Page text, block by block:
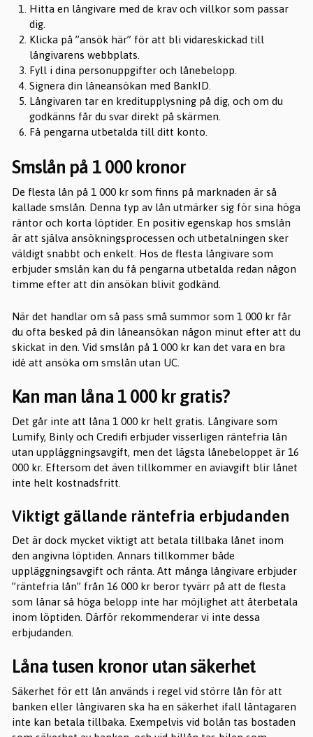
Hitta en långivare med de krav och villkor som passar
dig.
Klicka på ”ansök här” för att bli vidareskickad till
långivarens webbplats.
Fyll i dina personuppgifter och lånebelopp.
Signera din låneansökan med BankID.
Långivaren tar en kreditupplysning på dig, och om du
godkänns får du svar direkt på skärmen.
Få pengarna utbetalda till ditt konto.
Smslån på 1 000 kronor
De flesta lån på 1 000 kr som finns på marknaden är så
kallade smslån. Denna typ av lån utmärker sig för sina höga
räntor och korta löptider. En positiv egenskap hos smslån
är att själva ansökningsprocessen och utbetalningen sker
väldigt snabbt och enkelt. Hos de flesta långivare som
erbjuder smslån kan du få pengarna utbetalda redan någon
timme efter att din ansökan blivit godkänd.
När det handlar om så pass små summor som 1 000 kr får
du ofta besked på din låneansökan någon minut efter att du
skickat in den. Vid smslån på 1 000 kr kan det vara en bra
idé att ansöka om smslån utan UC.
Kan man låna 1 000 kr gratis?
Det går inte att låna 1 000 kr helt gratis. Långivare som
Lumify, Binly och Credifi erbjuder visserligen räntefria lån
utan uppläggningsavgift, men det lägsta lånebeloppet är 16
000 kr. Eftersom det även tillkommer en aviavgift blir lånet
inte helt kostnadsfritt.
Viktigt gällande räntefria erbjudanden
Det är dock mycket viktigt att betala tillbaka lånet inom
den angivna löptiden. Annars tillkommer både
uppläggningsavgift och ränta. Att många långivare erbjuder
”räntefria lån” från 16 000 kr beror tyvärr på att de flesta
som lånar så höga belopp inte har möjlighet att återbetala
inom löptiden. Därför rekommenderar vi inte dessa
erbjudanden.
Låna tusen kronor utan säkerhet
Säkerhet för ett lån används i regel vid större lån för att
banken eller långivaren ska ha en säkerhet ifall låntagaren
inte kan betala tillbaka. Exempelvis vid bolån tas bostaden